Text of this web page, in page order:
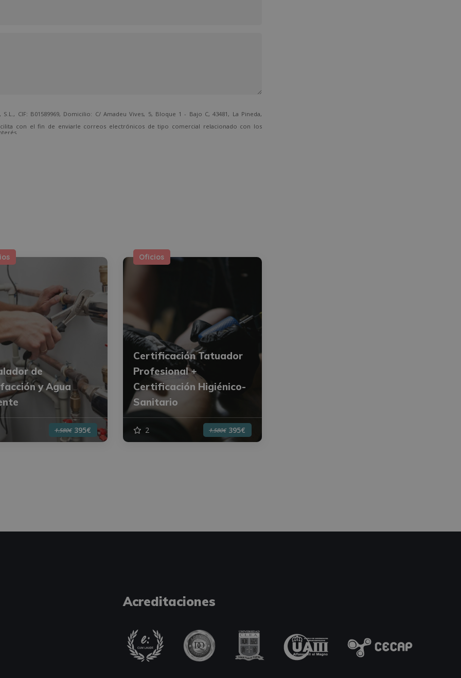
S.L., CIF: B01589969, Domicilio: C/ Amadeu Vives, 5, Bloque 1 - Bajo C, 43481, La Pineda,
con el fin de enviarle correos electrónicos de tipo comercial relacionado con los
dirigiéndose a la dirección direccion@grupotarraco.com.
de
y Agua
1.580€ 395€
Oficios
Certificación Tatuador
Profesional +
Certificación Higiénico-
Sanitario
2 1.580€ 395€
Acreditaciones